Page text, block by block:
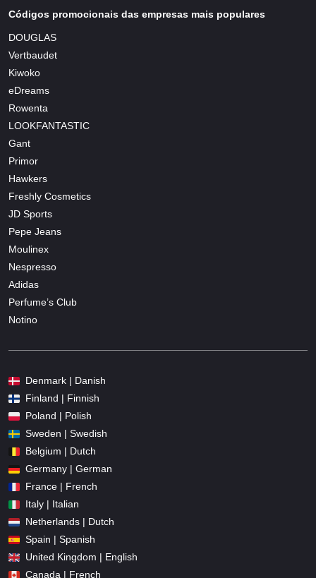
Códigos promocionais das empresas mais populares
DOUGLAS
Vertbaudet
Kiwoko
eDreams
Rowenta
LOOKFANTASTIC
Gant
Primor
Hawkers
Freshly Cosmetics
JD Sports
Pepe Jeans
Moulinex
Nespresso
Adidas
Perfume’s Club
Notino
Denmark | Danish
Finland | Finnish
Poland | Polish
Sweden | Swedish
Belgium | Dutch
Germany | German
France | French
Italy | Italian
Netherlands | Dutch
Spain | Spanish
United Kingdom | English
Canada | French